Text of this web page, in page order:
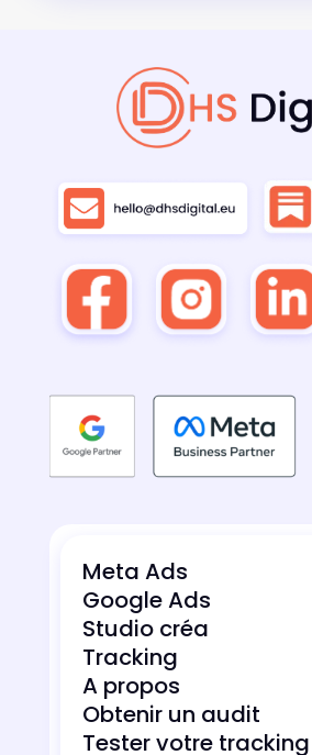
Meta Ads
Google Ads
Studio créa
Tracking
A propos
Obtenir un audit
Tester votre tracking